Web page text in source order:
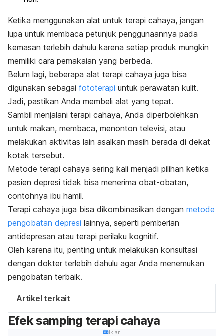
Ketika menggunakan alat untuk terapi cahaya, jangan
lupa untuk membaca petunjuk penggunaannya pada
kemasan terlebih dahulu karena setiap produk mungkin
memiliki cara pemakaian yang berbeda.
Belum lagi, beberapa alat terapi cahaya juga bisa
digunakan sebagai fototerapi untuk perawatan kulit.
Jadi, pastikan Anda membeli alat yang tepat.
Sambil menjalani terapi cahaya, Anda diperbolehkan
untuk makan, membaca, menonton televisi, atau
melakukan aktivitas lain asalkan masih berada di dekat
kotak tersebut.
Metode terapi cahaya sering kali menjadi pilihan ketika
pasien depresi tidak bisa menerima obat-obatan,
contohnya ibu hamil.
Terapi cahaya juga bisa dikombinasikan dengan metode
pengobatan depresi lainnya, seperti pemberian
antidepresan atau terapi perilaku kognitif.
Oleh karena itu, penting untuk melakukan konsultasi
dengan dokter terlebih dahulu agar Anda menemukan
pengobatan terbaik.
Artikel terkait
Efek samping terapi cahaya
Iklan